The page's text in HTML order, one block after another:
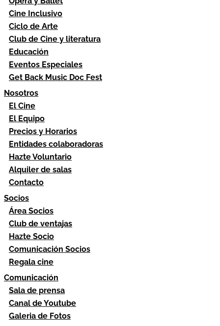
Cine Inclusivo
Ciclo de Arte
Club de Cine y literatura
Educación
Eventos Especiales
Get Back Music Doc Fest
Nosotros
El Cine
El Equipo
Precios y Horarios
Entidades colaboradoras
Hazte Voluntario
Alquiler de salas
Contacto
Socios
Área Socios
Club de ventajas
Hazte Socio
Comunicación Socios
Regala cine
Comunicación
Sala de prensa
Canal de Youtube
Galeria de Fotos